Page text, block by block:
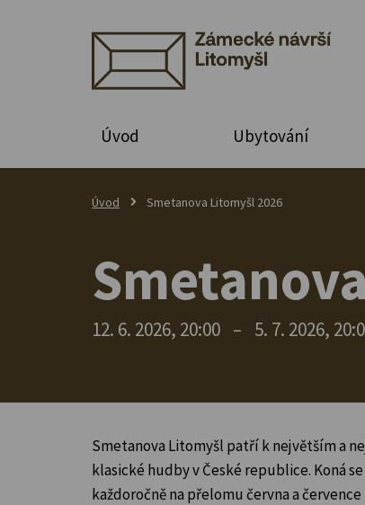
Úvod Ubytování
Úvod Smetanova Litomyšl 2026
12. 6. 2026, 20:00 – 5. 7. 2026,
Smetanova Litomyšl patří k největším a
klasické hudby v České republice. Koná se
každoročně na přelomu června a